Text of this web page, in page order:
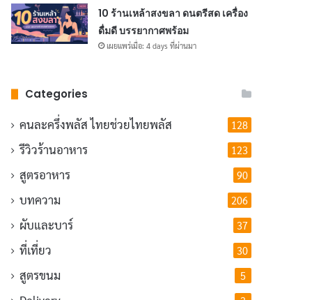
10 ร้านเหล้าสงขลา ดนตรีสด เครื่อง
ดื่มดี บรรยากาศพร้อม
เผยแพร่เมื่อ: 4 days ที่ผ่านมา
Categories
คนละครึ่งพลัสไทยช่วยไทยพลัส 128
รีวิวร้านอาหาร 123
สูตรอาหาร 90
บทความ 206
ผับและบาร์ 37
ที่เที่ยว 30
สูตรขนม 5